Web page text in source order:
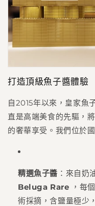
打造頂級魚子醬體驗
自2015年以來，皇家
直是高端美食的先驅，
的奢華享受。我們位於
精選魚子醬 ：來自奶
Beluga Rare ，每
術採摘，含鹽量極少